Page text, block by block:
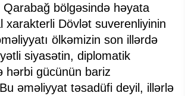
Qarabağ bölgəsində həyata
xarakterli Dövlət suverenliyinin
ölkəmizin son illərdə
siyasətin, diplomatik
hərbi gücünün bariz
əməliyyat təsadüfi deyil, illərlə